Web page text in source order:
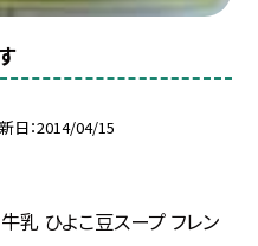
日 2014/04/15
乳 ひよこ豆スープ フレン